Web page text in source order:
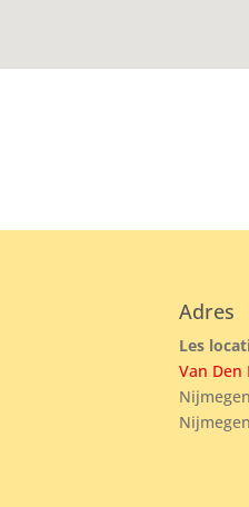
Adres
Les
Van Den
Nijmegen